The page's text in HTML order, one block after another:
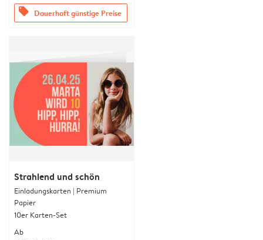
offers Dauerhaft günstige Preise
Strahlend und schön
Einladungskarten | Premium
Papier
10er Karten-Set
Ab